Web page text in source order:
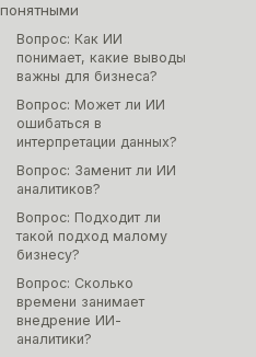
понятными
Вопрос: Как ИИ
понимает, какие выводы
важны для бизнеса?
Вопрос: Может ли ИИ
ошибаться в
интерпретации данных?
Вопрос: Заменит ли ИИ
аналитиков?
Вопрос: Подходит ли
такой подход малому
бизнесу?
Вопрос: Сколько
времени занимает
внедрение ИИ-
аналитики?